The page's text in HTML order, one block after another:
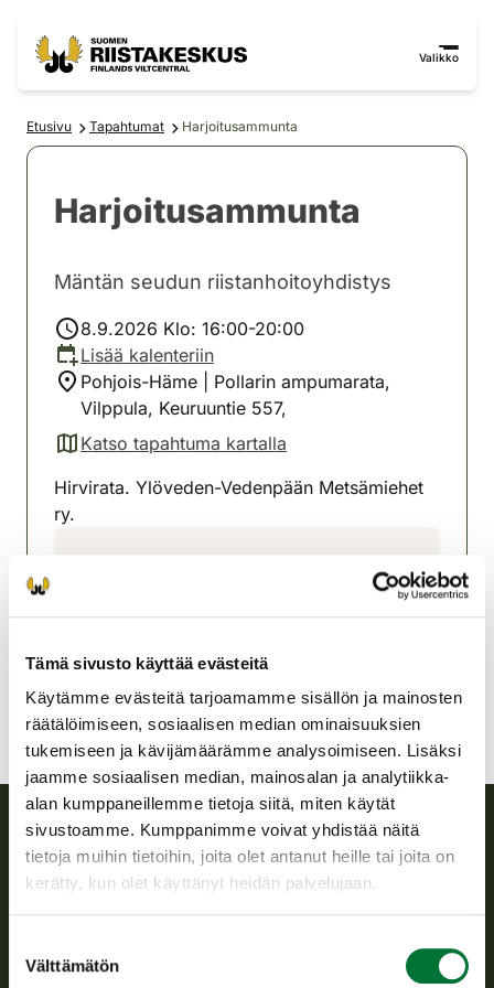
Tämä sivusto käyttää evästeitä
Käytämme evästeitä tarjoamamme sisällön ja mainosten
räätälöimiseen, sosiaalisen median ominaisuuksien
tukemiseen ja kävijämäärämme analysoimiseen. Lisäksi
jaamme sosiaalisen median, mainosalan ja analytiikka-
alan kumppaneillemme tietoja siitä, miten käytät
sivustoamme. Kumppanimme voivat yhdistää näitä
tietoja muihin tietoihin, joita olet antanut heille tai joita on
kerätty, kun olet käyttänyt heidän palvelujaan.
valinta
Välttämätön
Valikko
Etusivu Tapahtumat Harjoitusammunta
Harjoitusammunta
Mäntän seudun riistanhoitoyhdistys
8.9.2026 Klo: 16:00-20:00
Lisää kalenteriin
Pohjois-Häme | Pollarin ampumarata,
Vilppula, Keuruuntie 557,
Katso tapahtuma kartalla
(avautuu uuteen välilehteen)
Hirvirata. Ylöveden-Vedenpään Metsämiehet
ry.
Mäntän seudun riistanhoitoyhdistys
050 5847247
Suomen riistakeskus
toimeenpanosta sekä vastaa sille säädetyistä julkisista